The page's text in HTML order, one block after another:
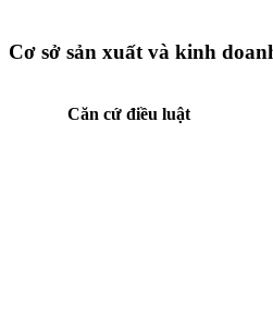
Cơ sở sản xuất và kinh
Căn cứ điều luật